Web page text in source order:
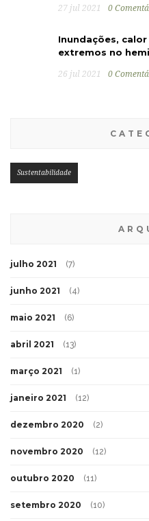
27 jul 2021 0
Inundações,
extremos no
26 jul 2021 0
Sustentabilidade
julho 2021 (7)
junho 2021 (4)
maio 2021 (6)
abril 2021 (13)
março 2021 (1)
janeiro 2021 (12)
dezembro 2020 (2)
novembro 2020 (12)
outubro 2020 (11)
setembro 2020 (10)